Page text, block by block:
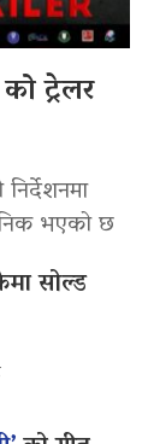
ट्रेलर
भएको छ
सोल्ड